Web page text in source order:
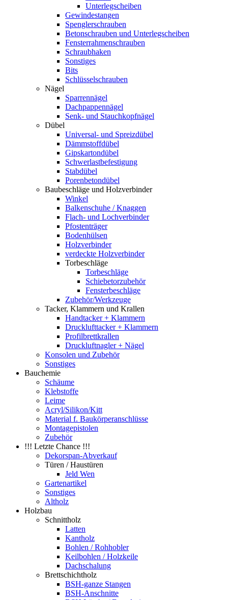
Unterlegscheiben
Gewindestangen
Spenglerschrauben
Betonschrauben und Unterlegscheiben
Fensterrahmenschrauben
Schraubhaken
Sonstiges
Bits
Schlüsselschrauben
Nägel
Sparrennägel
Dachpappennägel
Senk- und Stauchkopfnägel
Dübel
Universal- und Spreizdübel
Dämmstoffdübel
Gipskartondübel
Schwerlastbefestigung
Stabdübel
Porenbetondübel
Baubeschläge und Holzverbinder
Winkel
Balkenschuhe / Knaggen
Flach- und Lochverbinder
Pfostenträger
Bodenhülsen
Holzverbinder
verdeckte Holzverbinder
Torbeschläge
Torbeschläge
Schiebetorzubehör
Fensterbeschläge
Zubehör/Werkzeuge
Tacker, Klammern und Krallen
Handtacker + Klammern
Drucklufttacker + Klammern
Profilbrettkrallen
Druckluftnagler + Nägel
Konsolen und Zubehör
Sonstiges
Bauchemie
Schäume
Klebstoffe
Leime
Acryl/Silikon/Kitt
Material f. Baukörperanschlüsse
Montagepistolen
Zubehör
!!! Letzte Chance !!!
Dekorspan-Abverkauf
Türen / Haustüren
Jeld Wen
Gartenartikel
Sonstiges
Altholz
Holzbau
Schnittholz
Latten
Kantholz
Bohlen / Rohhobler
Keilbohlen / Holzkeile
Dachschalung
Brettschichtholz
BSH-ganze Stangen
BSH-Anschnitte